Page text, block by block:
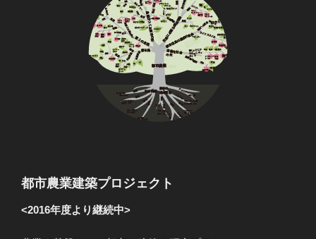
都市農業建築プロジェクト
<2016年度より継続中>